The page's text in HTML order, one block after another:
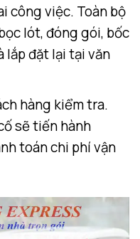
công việc. Toàn bộ
lót, đóng gói, bốc
lắp đặt lại tại văn
hàng kiểm tra.
sẽ tiến hành
toán chi phí vận